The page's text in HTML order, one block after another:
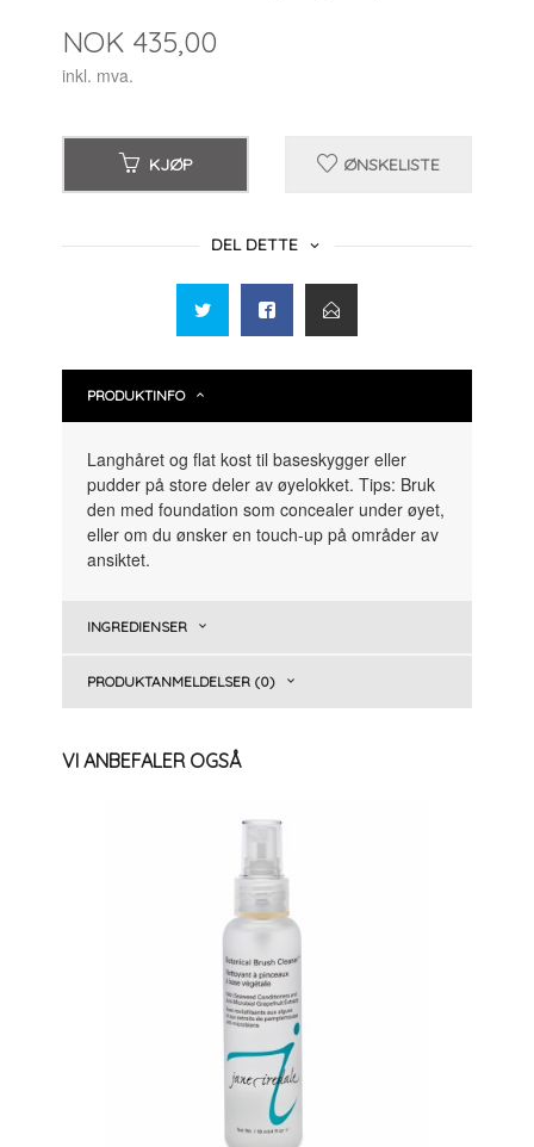
Pris
NOK 435,00
inkl. mva.
KJØP ØNSKELISTE
DEL DETTE
PRODUKTINFO
Langhåret og flat kost til baseskygger eller
pudder på store deler av øyelokket. Tips: Bruk
den med foundation som concealer under øyet,
eller om du ønsker en touch-up på områder av
ansiktet.
INGREDIENSER
PRODUKTANMELDELSER (0)
VI ANBEFALER OGSÅ